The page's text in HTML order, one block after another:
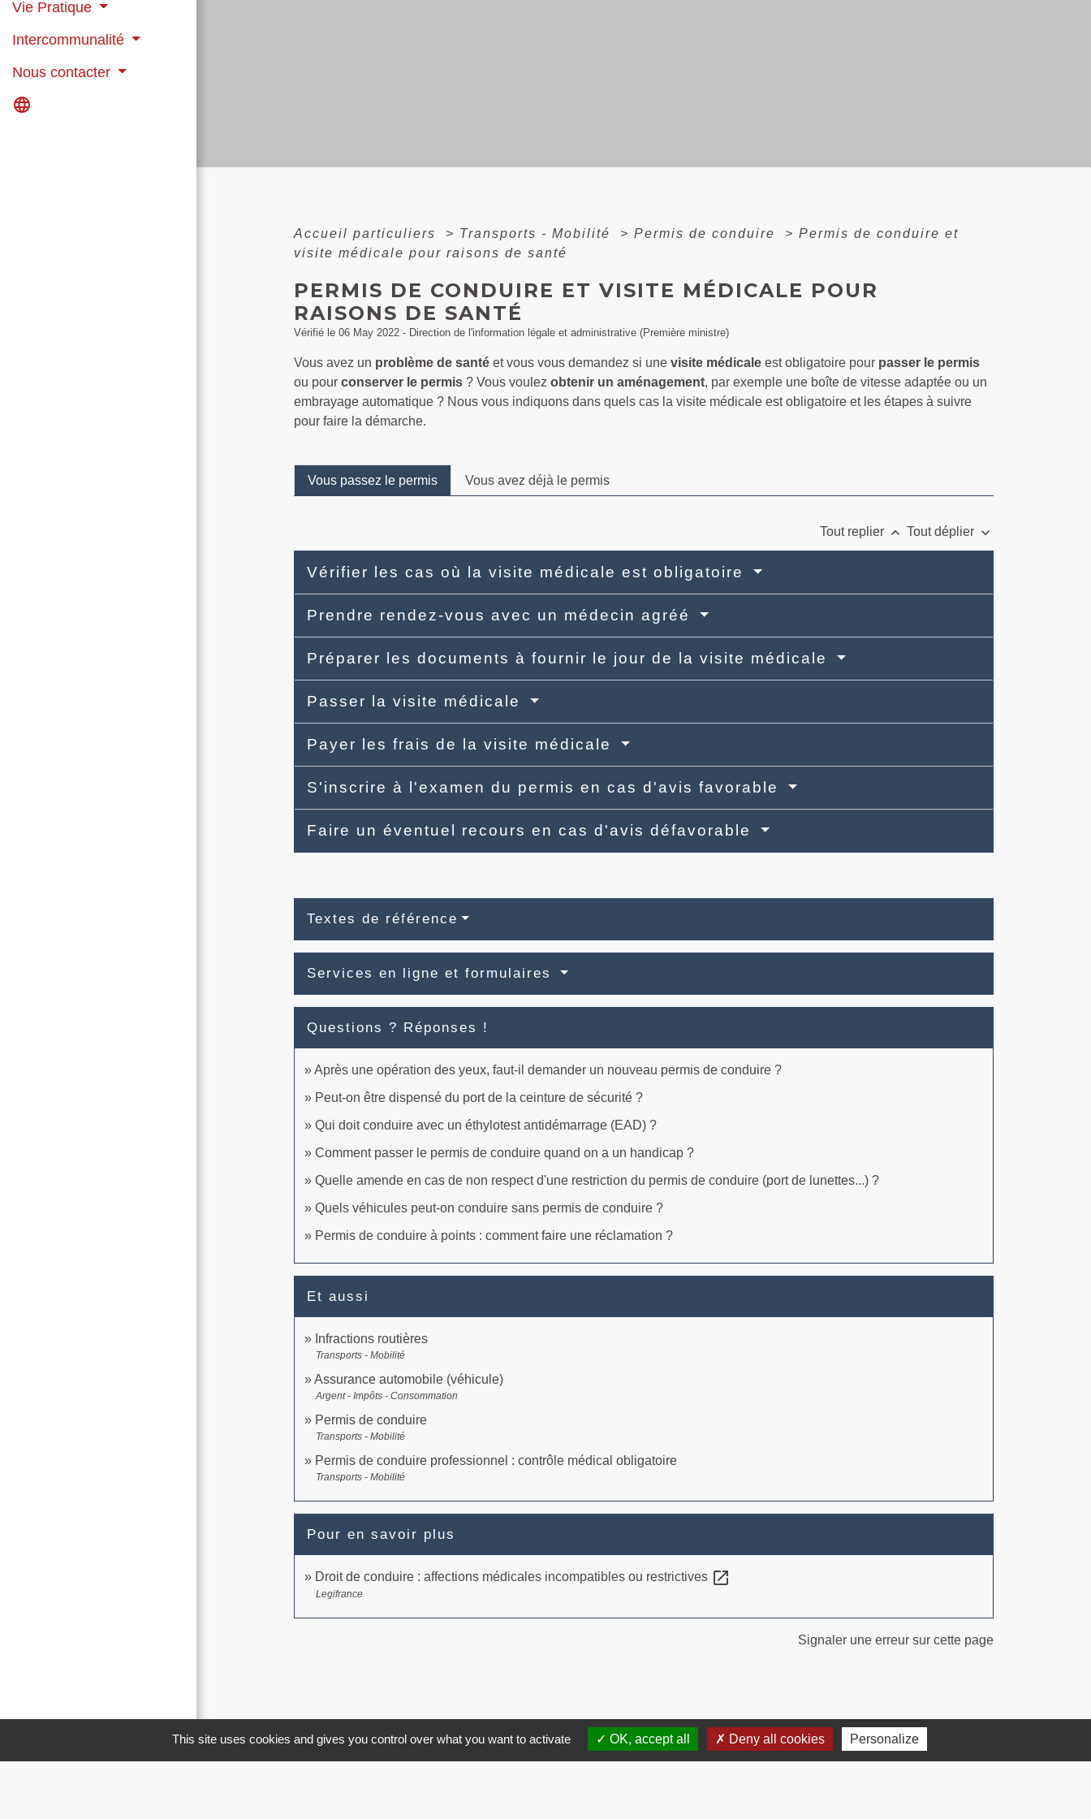
Vie Pratique
Intercommunalité
Nous contacter
language
Accueil particuliers > Transports - Mobilité > Permis de conduire > Permis de conduire et
visite médicale pour raisons de santé
PERMIS DE CONDUIRE ET VISITE MÉDICALE POUR
RAISONS DE SANTÉ
Vérifié le 06 May 2022 - Direction de l'information légale et administrative (Première ministre)
Vous avez un problème de santéet vous vous demandez si une visite médicaleest obligatoire pour passer le permis
ou pour conserverle permis? Vous voulez obtenir un aménagement, par exemple une boîte de vitesse adaptée ou un
embrayage automatique ? Nous vous indiquons dans quels cas la visite médicale est obligatoire et les étapes à suivre
pour faire la démarche.
Vous passez le permis Vous avez déjà le permis
Tout replier keyboard_arrow_up Tout déplier keyboard_arrow_down
Vérifier les cas où la visite médicale est obligatoire
Prendre rendez-vous avec un médecin agréé
Préparer les documents à fournir le jour de la visite médicale
Passer la visite médicale
Payer les frais de la visite médicale
S'inscrire à l'examen du permis en cas d'avis favorable
Faire un éventuel recours en cas d'avis défavorable
Textes de référence
Services en ligne et formulaires
Questions ? Réponses !
Après une opération des yeux, faut-il demander un nouveau permis de conduire ?
Peut-on être dispensé du port de la ceinture de sécurité ?
Qui doit conduire avec un éthylotest antidémarrage (EAD) ?
Comment passer le permis de conduire quand on a un handicap ?
Quelle amende en cas de non respect d'une restriction du permis de conduire (port de lunettes...) ?
Quels véhicules peut-on conduire sans permis de conduire ?
Permis de conduire à points : comment faire une réclamation ?
Et aussi
Infractions routières
Transports - Mobilité
Assurance automobile (véhicule)
Argent - Impôts - Consommation
Permis de conduire
Transports - Mobilité
Permis de conduire professionnel : contrôle médical obligatoire
Transports - Mobilité
Pour en savoir plus
Droit de conduire : affections médicales incompatibles ou restrictives open_in_new
Legifrance
Signaler une erreur sur cette page
Contacts
This site uses cookies and gives you control over what you want to activate OK, accept all Deny all cookies Personalize